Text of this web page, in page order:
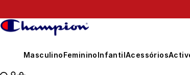
MasculinoFemininoInfantilAcessórios